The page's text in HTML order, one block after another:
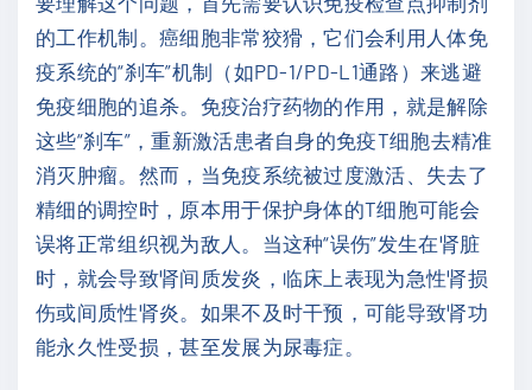
的工作机制。癌细胞非常狡猾，它们会利用人体免
疫系统的“刹车”机制（如PD-1/PD-L1通路）来逃避
免疫细胞的追杀。免疫治疗药物的作用，就是解除
这些“刹车”，重新激活患者自身的免疫T细胞去精准
消灭肿瘤。然而，当免疫系统被过度激活、失去了
精细的调控时，原本用于保护身体的T细胞可能会
误将正常组织视为敌人。当这种“误伤”发生在肾脏
时，就会导致肾间质发炎，临床上表现为急性肾损
伤或间质性肾炎。如果不及时干预，可能导致肾功
能永久性受损，甚至发展为尿毒症。